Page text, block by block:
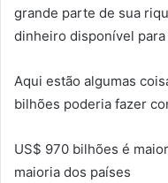
grande parte de sua
dinheiro disponível
Aqui estão algumas
bilhões poderia fazer
US$ 970 bilhões é
maioria dos países